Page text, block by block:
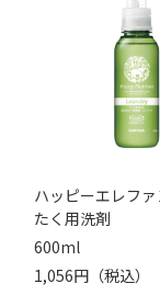
ハッピーエレフ
たく用洗剤
600ml
1,056円（税込）